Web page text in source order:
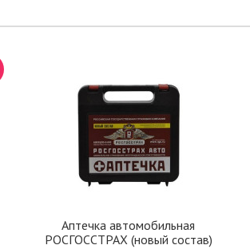
Аптечка автомобильная
РОСГОССТРАХ (новый состав)